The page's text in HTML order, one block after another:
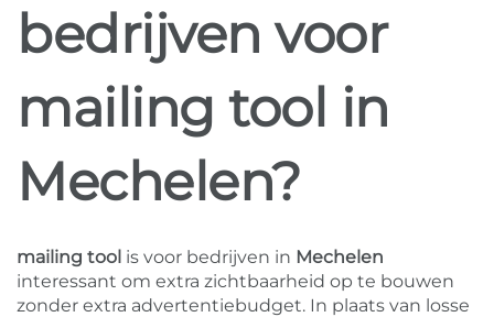
bedrijven voor
mailing tool in
Mechelen?
mailing tool is voor bedrijven in Mechelen
interessant om extra zichtbaarheid op te bouwen
zonder extra advertentiebudget. In plaats van losse